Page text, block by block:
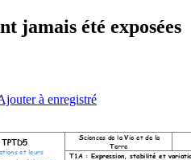
jamais été exposées
à enregistré
5
ns et leurs
Sciences de la Vie et de la
Terre
T1A : Expression, stabilité et var